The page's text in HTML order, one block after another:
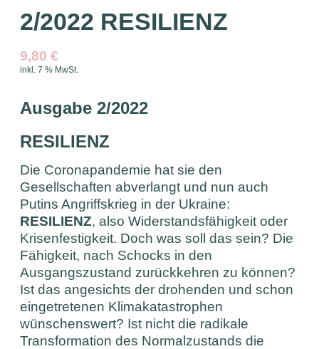
2/2022 RESILIENZ
9,80€
inkl. 7 % MwSt.
Ausgabe 2/2022
RESILIENZ
Die Coronapandemie hat sie den
Gesellschaften abverlangt und nun auch
Putins Angriffskrieg in der Ukraine:
RESILIENZ, also Widerstandsfähigkeit oder
Krisenfestigkeit. Doch was soll das sein? Die
Fähigkeit, nach Schocks in den
Ausgangszustand zurückkehren zu können?
Ist das angesichts der drohenden und schon
eingetretenen Klimakatastrophen
wünschenswert? Ist nicht die radikale
Transformation des Normalzustands die